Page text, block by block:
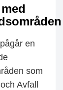
en
som
Avfall